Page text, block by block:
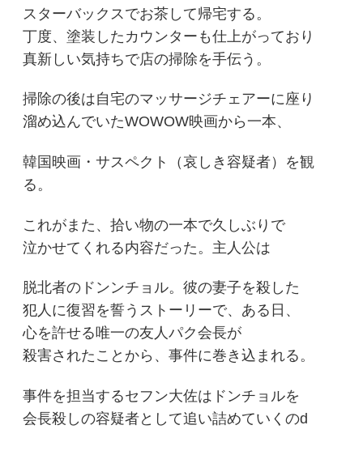
スターバックスでお茶して帰宅する。
丁度、塗装したカウンターも仕上がっており
真新しい気持ちで店の掃除を手伝う。
掃除の後は自宅のマッサージチェアーに座り
溜め込んでいたWOWOW映画から一本、
韓国映画・サスペクト（哀しき容疑者）を観
る。
これがまた、拾い物の一本で久しぶりで
泣かせてくれる内容だった。主人公は
脱北者のドンンチョル。彼の妻子を殺した
犯人に復習を誓うストーリーで、ある日、
心を許せる唯一の友人パク会長が
殺害されたことから、事件に巻き込まれる。
事件を担当するセフン大佐はドンチョルを
会長殺しの容疑者として追い詰めていくのd